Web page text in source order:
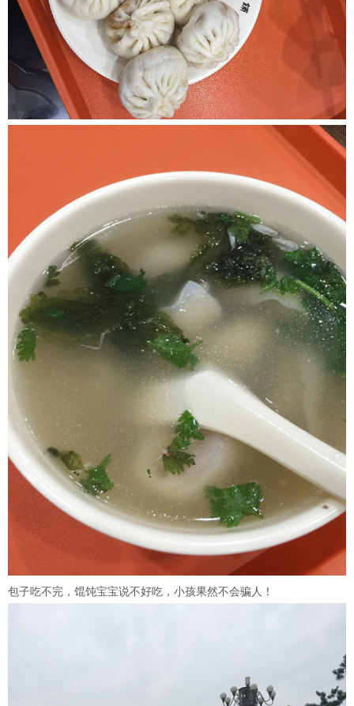
包子吃不完，馄饨宝宝说不好吃，小孩果然不会骗人！